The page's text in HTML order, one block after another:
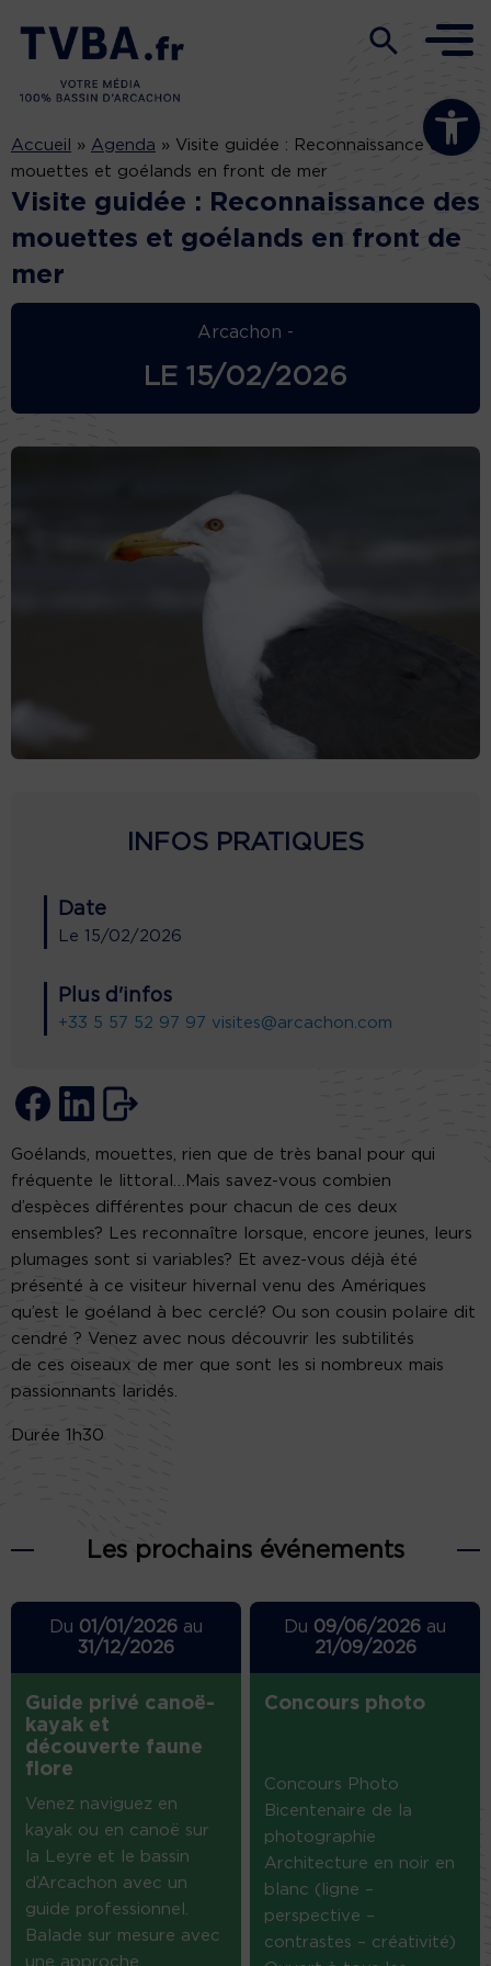
Ouvrir la
Accueil » Agenda » Visite guidée : Reconnaissance des
mouettes et goélands en front de mer
Visite guidée : Reconnaissance des
mouettes et goélands en front de
mer
Arcachon -
LE 15/02/2026
INFOS PRATIQUES
Date
Le 15/02/2026
Plus d'infos
+33 5 57 52 97 97 visites@arcachon.com
Goélands, mouettes, rien que de très banal pour qui
fréquente le littoral…Mais savez-vous combien
d’espèces différentes pour chacun de ces deux
ensembles? Les reconnaître lorsque, encore jeunes, leurs
plumages sont si variables? Et avez-vous déjà été
présenté à ce visiteur hivernal venu des Amériques
qu’est le goéland à bec cerclé? Ou son cousin polaire dit
cendré ? Venez avec nous découvrir les subtilités
de ces oiseaux de mer que sont les si nombreux mais
passionnants laridés.
Durée 1h30
Les prochains événements
Du 01/01/2026au
31/12/2026
Guide privé canoë-
kayak et
découverte faune
flore
Venez naviguez en
kayak ou en canoë sur
la Leyre et le bassin
d’Arcachon avec un
guide professionnel.
Balade sur mesure avec
une approche
Du 09/06/2026 au
21/09/2026
Concours photo
Concours Photo
Bicentenaire de la
photographie
Architecture en noir en
blanc (ligne –
perspective –
contrastes – créativité)